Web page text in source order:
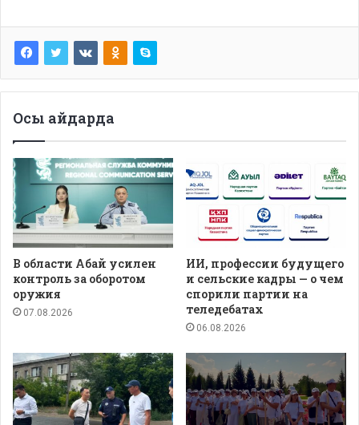
Осы айдарда
В области Абай усилен
контроль за оборотом
оружия
07.08.2026
ИИ, профессии будущего
и сельские кадры — о чем
спорили партии на
теледебатах
06.08.2026